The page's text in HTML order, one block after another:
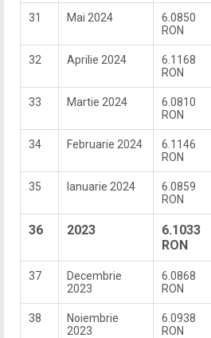
31 Mai 2024
6.0850
RON
32 Aprilie 2024
6.1168
RON
33 Martie 2024
6.0810
RON
34 Februarie 2024
6.1146
RON
35 Ianuarie 2024
6.0859
RON
36 2023
6.1033
RON
37
Decembrie
2023
6.0868
RON
38
Noiembrie
2023
6.0938
RON